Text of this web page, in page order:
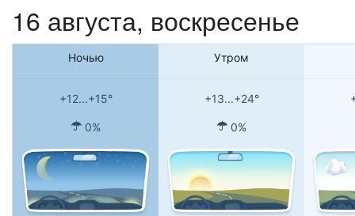
16 августа, воскресенье
Ночью Утром
+12...+15° +13...+24°
0% 0%